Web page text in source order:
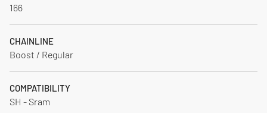
166
CHAINLINE
Boost / Regular
COMPATIBILITY
SH - Sram